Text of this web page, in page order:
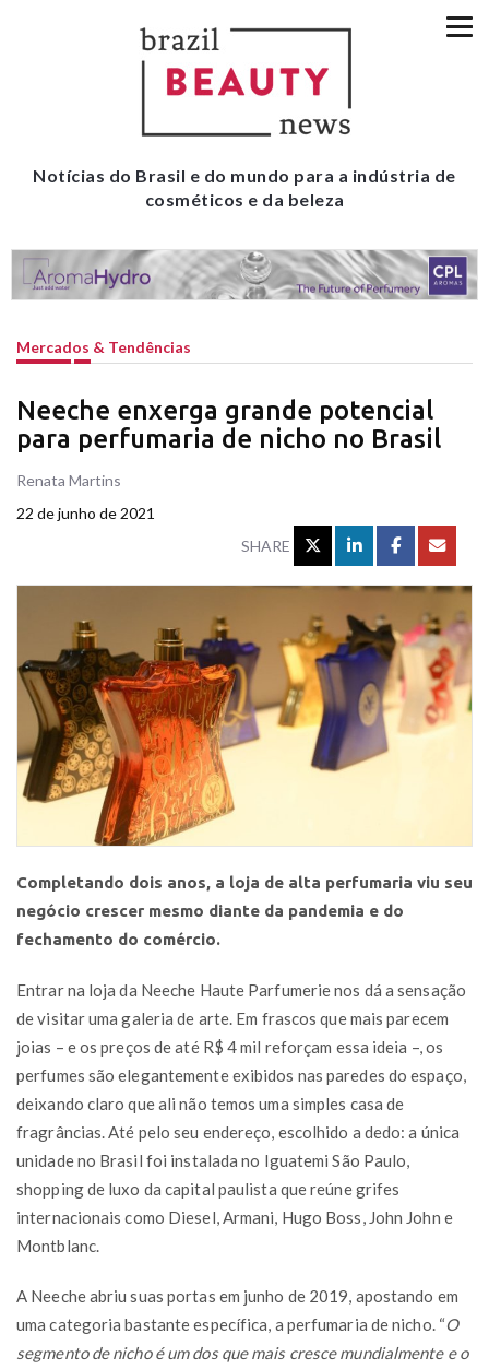
Notícias do Brasil e do mundo para a indústria de
cosméticos e da beleza
Mercados & Tendências
Neeche enxerga grande potencial
para perfumaria de nicho no Brasil
Renata Martins
22 de junho de 2021
SHARE
Completando dois anos, a loja de alta perfumaria viu seu
negócio crescer mesmo diante da pandemia e do
fechamento do comércio.
Entrar na loja da Neeche Haute Parfumerie nos dá a sensação
de visitar uma galeria de arte. Em frascos que mais parecem
joias – e os preços de até R$ 4 mil reforçam essa ideia –, os
perfumes são elegantemente exibidos nas paredes do espaço,
deixando claro que ali não temos uma simples casa de
fragrâncias. Até pelo seu endereço, escolhido a dedo: a única
unidade no Brasil foi instalada no Iguatemi São Paulo,
shopping de luxo da capital paulista que reúne grifes
internacionais como Diesel, Armani, Hugo Boss, John John e
Montblanc.
A Neeche abriu suas portas em junho de 2019, apostando em
uma categoria bastante específica, a perfumaria de nicho. “O
segmento de nicho é um dos que mais cresce mundialmente e o